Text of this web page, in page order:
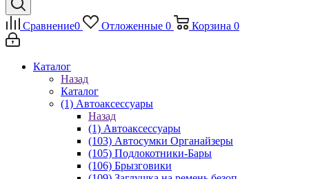
Сравнение0 Отложенные 0 Корзина 0
Каталог
Назад
Каталог
(1) Автоаксессуары
Назад
(1) Автоаксессуары
(103) Автосумки Органайзеры
(105) Подлокотники-Бары
(106) Брызговики